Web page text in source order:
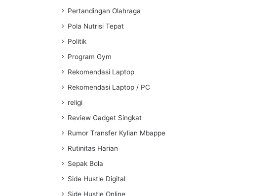
Pertandingan Olahraga
Pola Nutrisi Tepat
Politik
Program Gym
Rekomendasi Laptop
Rekomendasi Laptop / PC
religi
Review Gadget Singkat
Rumor Transfer Kylian Mbappe
Rutinitas Harian
Sepak Bola
Side Hustle Digital
Side Hustle Online